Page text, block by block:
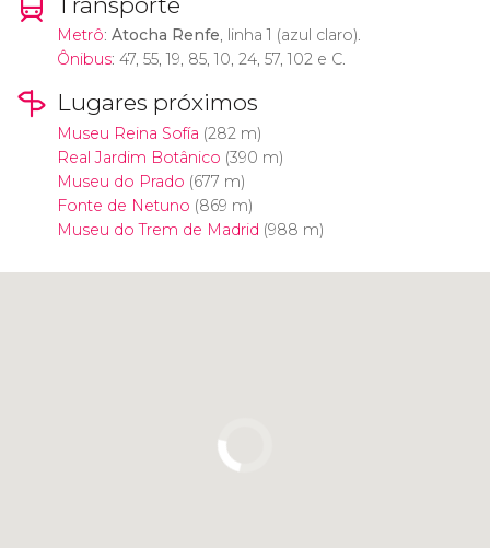
Metrô: Atocha Renfe, linha 1 (azul claro).
Ônibus: 47, 55, 19, 85, 10, 24, 57, 102 e C.
Lugares próximos
Museu Reina Sofía (282 m)
Real Jardim Botânico (390 m)
Museu do Prado (677 m)
Fonte de Netuno (869 m)
Museu do Trem de Madrid (988 m)